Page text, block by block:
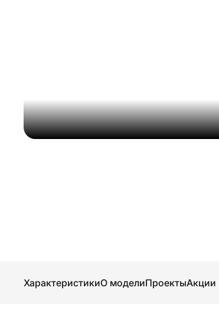
ХарактеристикиО моделиПроектыАкции